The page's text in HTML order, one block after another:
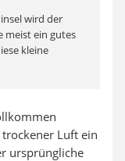
wird der
meist ein gutes
kleine
Luft ein
ursprüngliche